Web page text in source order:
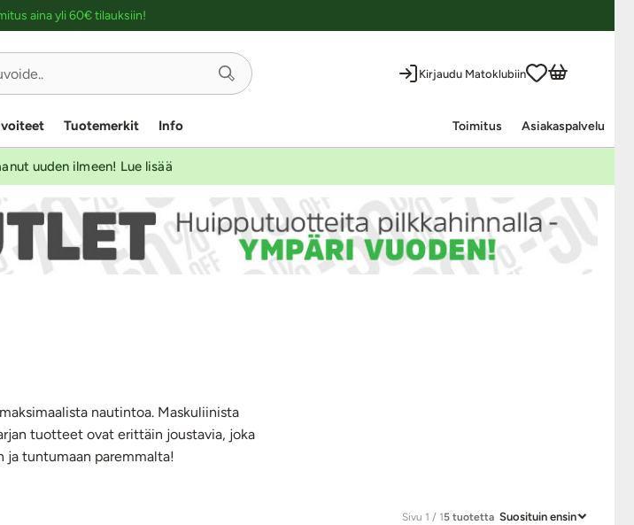
aina yli 60€ tilauksiin!
Kirjaudu Matoklubiin
Tuotemerkit Info Toimitus Asiakaspalvelu
uuden ilmeen! Lue lisää
nautintoa. Maskuliinista
tuotteet ovat erittäin joustavia, joka
ja tuntumaan paremmalta!
Sivu 1 / 15 tuotetta Suosituin ensin